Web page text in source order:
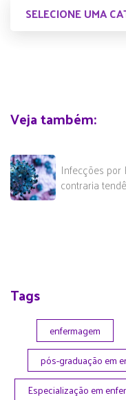
Veja também:
Infecções por
contraria
Tags
enfermagem
pós-graduação em
Especialização em